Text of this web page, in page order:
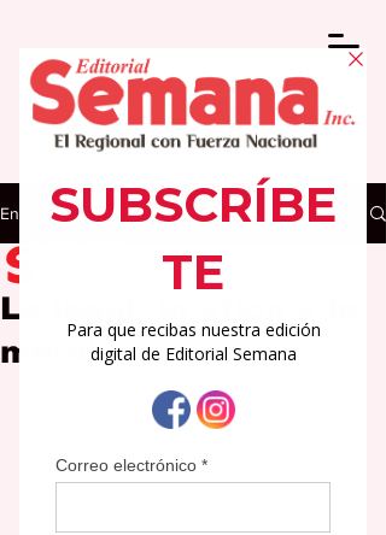
Entrada
Lo legal, lo ético y lo
moral
2 min de lectura